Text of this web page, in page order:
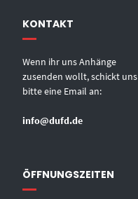
KONTAKT
Wenn ihr uns Anhänge
zusenden wollt, schickt uns
bitte eine Email an:
info@dufd.de
ÖFFNUNGSZEITEN